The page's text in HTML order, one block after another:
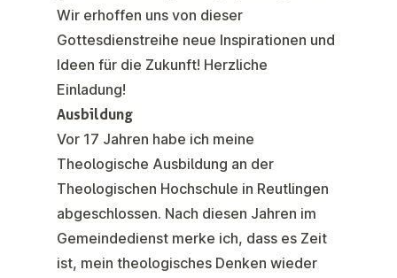
Wir erhoffen uns von dieser
Gottesdienstreihe neue Inspirationen und
Ideen für die Zukunft! Herzliche
Einladung!
Ausbildung
Vor 17 Jahren habe ich meine
Theologische Ausbildung an der
Theologischen Hochschule in Reutlingen
abgeschlossen. Nach diesen Jahren im
Gemeindedienst merke ich, dass es Zeit
ist, mein theologisches Denken wieder